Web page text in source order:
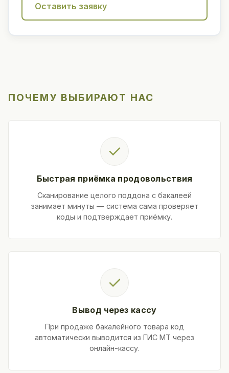
Оставить заявку
ПОЧЕМУ ВЫБИРАЮТ НАС
✓
Быстрая приёмка продовольствия
Сканирование целого поддона с бакалеей
занимает минуты — система сама проверяет
коды и подтверждает приёмку.
✓
Вывод через кассу
При продаже бакалейного товара код
автоматически выводится из ГИС МТ через
онлайн-кассу.